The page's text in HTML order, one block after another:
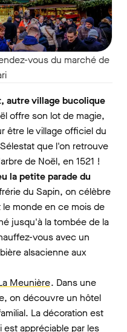
vous du marché de
autre village bucolique
offre son lot de magie,
être le village officiel du
que l'on retrouve
de Noël, en 1521 !
la petite parade du
du Sapin, on célèbre
monde en ce mois de
jusqu'à la tombée de la
vous avec un
alsacienne aux
Meunière. Dans une
on découvre un hôtel
La décoration est
appréciable par les